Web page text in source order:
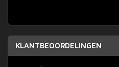
KLANTBEOORDELINGEN